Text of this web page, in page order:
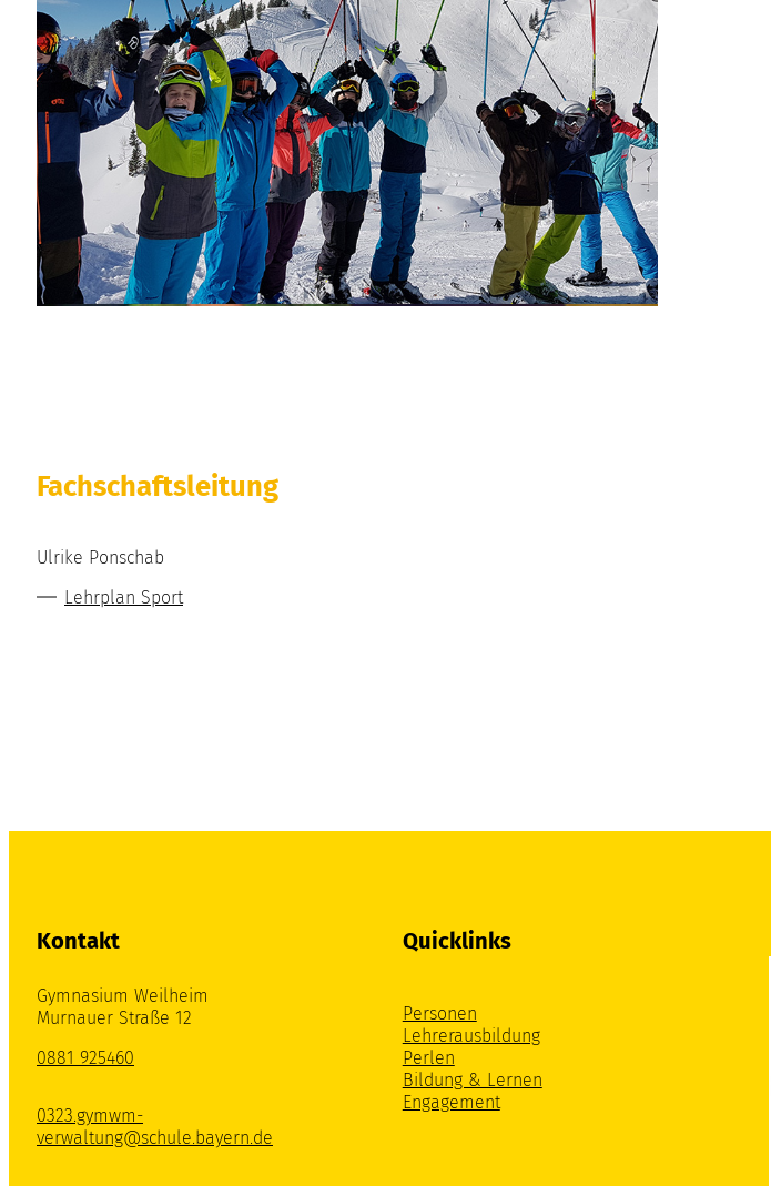
Fachschaftsleitung
Ulrike Ponschab
Lehrplan Sport
Kontakt
Gymnasium Weilheim
Murnauer Straße 12
0881 925460
0323.gymwm-
verwaltung@schule.bayern.de
Quicklinks
Personen
Lehrerausbildung
Perlen
Bildung & Lernen
Engagement